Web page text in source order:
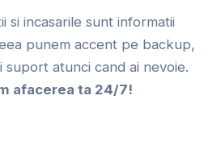
si incasarile sunt informatii
punem accent pe backup,
suport atunci cand ai nevoie.
afacerea ta 24/7!